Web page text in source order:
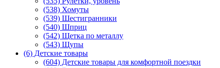
(538) Хомуты
(539) Шестигранники
(540) Шприц
(542) Щетка по металлу
(543) Щупы
(6) Детские товары
(604) Детские товары для комфортной поездки